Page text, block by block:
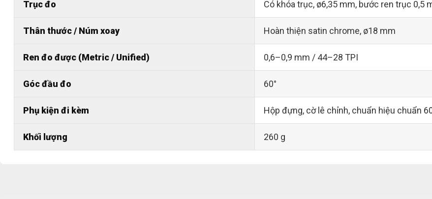
Trục đo Có khóa trục, ø6,35 mm, bước ren trục 0,5
Thân thước / Núm xoay Hoàn thiện satin chrome, ø18 mm
Ren đo được (Metric / Unified) 0,6–0,9 mm / 44–28 TPI
Góc đầu đo 60°
Phụ kiện đi kèm Hộp đựng, cờ lê chỉnh, chuẩn hiệu chuẩn
Khối lượng 260 g